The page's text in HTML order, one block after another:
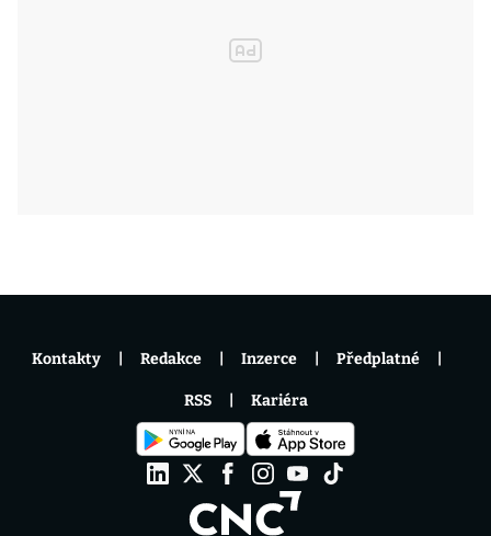
Kontakty Redakce Inzerce Předplatné
RSS Kariéra